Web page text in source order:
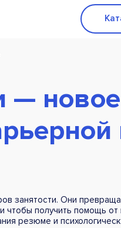
—
занятости. Они
чтобы получить помощь
резюме и